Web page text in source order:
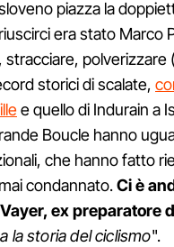
piazza la
era stato Marco
stracciare, polverizzare
storici di scalate,
e quello di Indurain a
Boucle hanno
che hanno fatto
condannato.Ci è
ex preparatore
la storia del ciclismo".